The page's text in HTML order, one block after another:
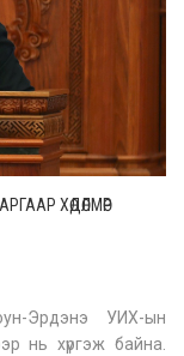
ХӨДӨЛМӨР
Эрдэнэ УИХ-ын
нь хүргэж байна.